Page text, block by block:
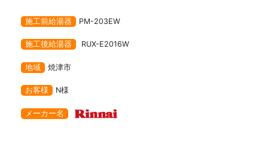
施工前給湯器 PM-203EW
施工後給湯器 RUX-E2016W
地域 焼津市
お客様 N様
メーカー名